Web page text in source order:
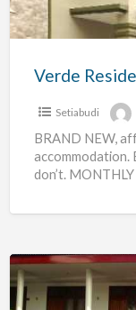
Kuningan,
Jak-
Setiabudi
BRAND NEW,
accommodation.
don’t.
Kost